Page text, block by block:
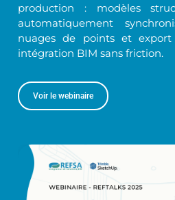
production : modèles
automatiquement
nuages de points et
intégration BIM sans friction.
Voir le webinaire